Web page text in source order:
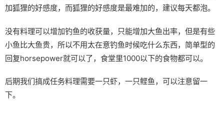
加狐狸的好感度，而狐狸的好感度是最难加的，建议每天都泡。
没有料理可以增加钓鱼的收获量，只能增加大鱼出率，但是有些
小鱼比大鱼贵，所以不用太在意钓鱼时候吃什么东西，简单型的
回复horsepower就可以了，食堂里1000以下的食物都可以。
后期我们搞成任务料理需要一只虾，一只鲣鱼，可以注意留一
下。